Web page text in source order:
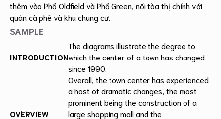
thêm vào Phố Oldfield và Phố Green, nối tòa thị chính với
quán cà phê và khu chung cư.
SAMPLE
INTRODUCTION
The diagrams illustrate the degree to
which the center of a town has changed
since 1990.
OVERVIEW
Overall, the town center has experienced
a host of dramatic changes, the most
prominent being the construction of a
large shopping mall and the